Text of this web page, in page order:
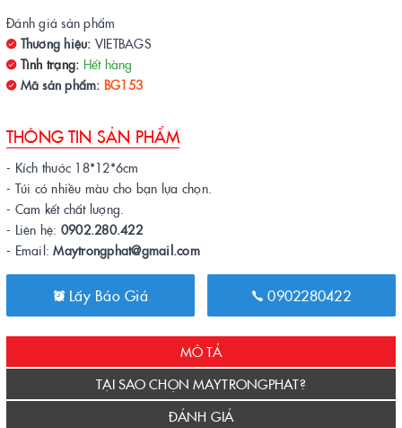
Đánh giá sản phẩm
Thương hiệu: VIETBAGS
Tình trạng: Hết hàng
Mã sản phẩm: BG153
THÔNG TIN SẢN PHẨM
- Kích thước 18*12*6cm
- Túi có nhiều màu cho bạn lựa chọn.
- Cam kết chất lượng.
- Liên hệ: 0902.280.422
- Email:Maytrongphat@gmail.com
Lấy Báo Giá 0902280422
MÔ TẢ
TẠI SAO CHỌN MAYTRONGPHAT?
ĐÁNH GIÁ